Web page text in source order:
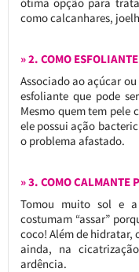
como calcanhares,
» 2. COMO ESFOLIANTE
Associado ao açúcar
esfoliante que pode
Mesmo quem tem pele
ele possui ação
o problema afastado.
» 3. COMO CALMANTE
Tomou muito sol e a
costumam “assar”
coco! Além de hidratar,
ainda, na
ardência.